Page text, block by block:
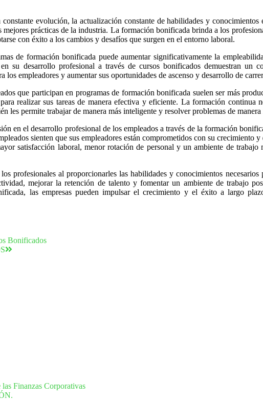
evolución, la actualización constante de habilidades y conocimientos
prácticas de la industria. La formación bonificada brinda a los
con éxito a los cambios y desafíos que surgen en el entorno laboral.
de formación bonificada puede aumentar significativamente la
su desarrollo profesional a través de cursos bonificados demuestran un
empleadores y aumentar sus oportunidades de ascenso y desarrollo de
que participan en programas de formación bonificada suelen ser más
realizar sus tareas de manera efectiva y eficiente. La formación continua
les permite trabajar de manera más inteligente y resolver problemas de manera
en el desarrollo profesional de los empleados a través de la formación
sienten que sus empleadores están comprometidos con su crecimiento
satisfacción laboral, menor rotación de personal y un ambiente de
profesionales al proporcionarles las habilidades y conocimientos necesarios
mejorar la retención de talento y fomentar un ambiente de trabajo
las empresas pueden impulsar el crecimiento y el éxito a largo
Bonificados
Finanzas Corporativas